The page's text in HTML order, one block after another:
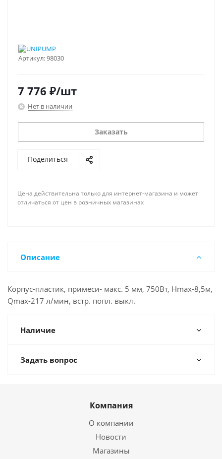
Артикул:98030
7 776 ₽/шт
Нет в наличии
Заказать
Поделиться
Цена действительна только для интернет-магазина и может
отличаться от цен в розничных магазинах
Описание
Корпус-пластик, примеси- макс. 5 мм, 750Вт, Hmax-8,5м,
Qmax-217 л/мин, встр. попл. выкл.
Наличие
Задать вопрос
Компания
О компании
Новости
Магазины